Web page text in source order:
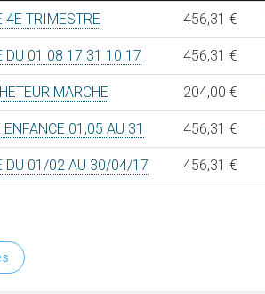
4E TRIMESTRE 456,31 €
DU 01 08 17 31 10 17 456,31 €
MARCHE 204,00 €
ENFANCE 01,05 AU 31 456,31 €
DU 01/02 AU 30/04/17 456,31 €